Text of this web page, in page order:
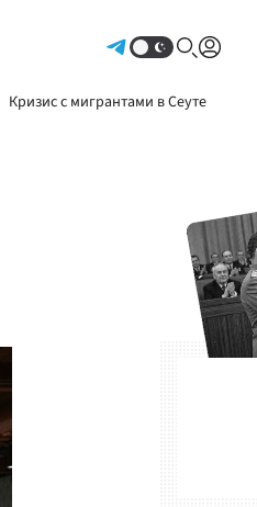
Кризис с мигрантами в Сеуте